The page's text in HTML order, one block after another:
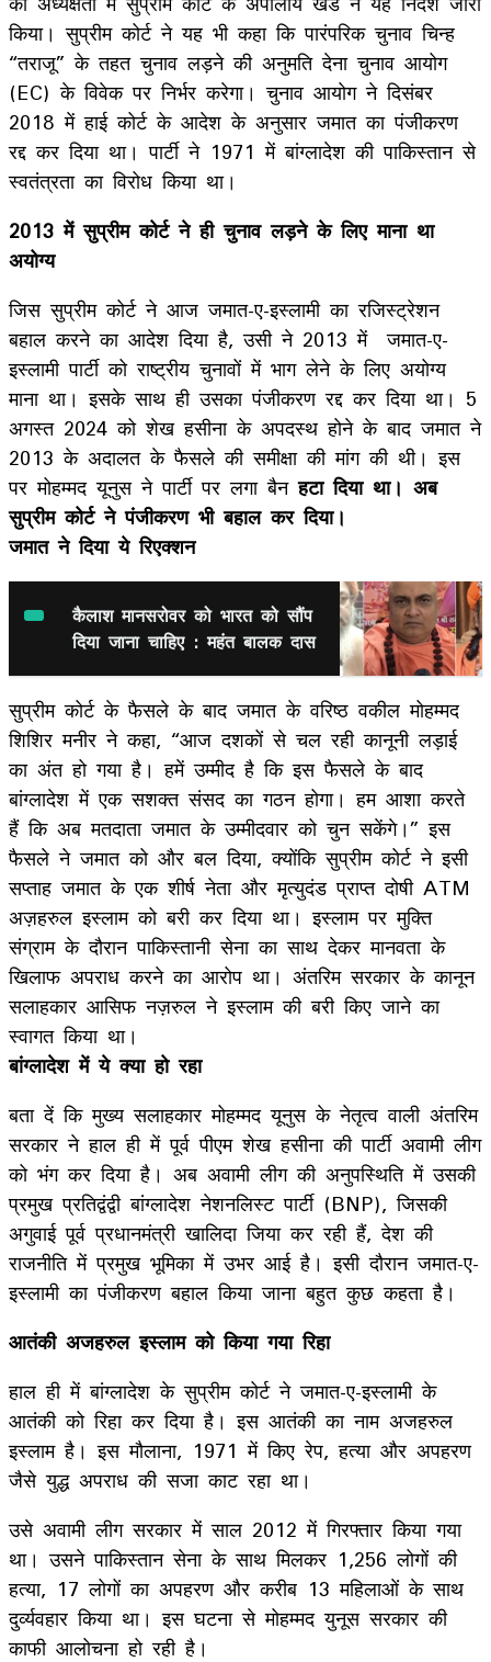
किया। सुप्रीम कोर्ट ने यह भी कहा कि पारंपरिक चुनाव चिन्ह
“तराजू” के तहत चुनाव लड़ने की अनुमति देना चुनाव आयोग
(EC) के विवेक पर निर्भर करेगा। चुनाव आयोग ने दिसंबर
2018 में हाई कोर्ट के आदेश के अनुसार जमात का पंजीकरण
रद्द कर दिया था। पार्टी ने 1971 में बांग्लादेश की पाकिस्तान से
स्वतंत्रता का विरोध किया था।
2013 में सुप्रीम कोर्ट ने ही चुनाव लड़ने के लिए माना था
अयोग्य
जिस सुप्रीम कोर्ट ने आज जमात-ए-इस्लामी का रजिस्ट्रेशन
बहाल करने का आदेश दिया है, उसी ने 2013 में जमात-ए-
इस्लामी पार्टी को राष्ट्रीय चुनावों में भाग लेने के लिए अयोग्य
माना था। इसके साथ ही उसका पंजीकरण रद्द कर दिया था। 5
अगस्त 2024 को शेख हसीना के अपदस्थ होने के बाद जमात ने
2013 के अदालत के फैसले की समीक्षा की मांग की थी। इस
पर मोहम्मद यूनुस ने पार्टी पर लगा बैनहटा दिया था। अब
सुप्रीम कोर्ट ने पंजीकरण भी बहाल कर दिया।
जमात ने दिया ये रिएक्शन
कैलाश मानसरोवर को भारत को सौंप
दिया जाना चाहिए : महंत बालक दास
सुप्रीम कोर्ट के फैसले के बाद जमात के वरिष्ठ वकील मोहम्मद
शिशिर मनीर ने कहा, “आज दशकों से चल रही कानूनी लड़ाई
का अंत हो गया है। हमें उम्मीद है कि इस फैसले के बाद
बांग्लादेश में एक सशक्त संसद का गठन होगा। हम आशा करते
हैं कि अब मतदाता जमात के उम्मीदवार को चुन सकेंगे।” इस
फैसले ने जमात को और बल दिया, क्योंकि सुप्रीम कोर्ट ने इसी
सप्ताह जमात के एक शीर्ष नेता और मृत्युदंड प्राप्त दोषी ATM
अज़हरुल इस्लाम को बरी कर दिया था। इस्लाम पर मुक्ति
संग्राम के दौरान पाकिस्तानी सेना का साथ देकर मानवता के
खिलाफ अपराध करने का आरोप था। अंतरिम सरकार के कानून
सलाहकार आसिफ नज़रुल ने इस्लाम की बरी किए जाने का
स्वागत किया था।
बांग्लादेश में ये क्या हो रहा
बता दें कि मुख्य सलाहकार मोहम्मद यूनुस के नेतृत्व वाली अंतरिम
सरकार ने हाल ही में पूर्व पीएम शेख हसीना की पार्टी अवामी लीग
को भंग कर दिया है। अब अवामी लीग की अनुपस्थिति में उसकी
प्रमुख प्रतिद्वंद्वी बांग्लादेश नेशनलिस्ट पार्टी (BNP), जिसकी
अगुवाई पूर्व प्रधानमंत्री खालिदा जिया कर रही हैं, देश की
राजनीति में प्रमुख भूमिका में उभर आई है। इसी दौरान जमात-ए-
इस्लामी का पंजीकरण बहाल किया जाना बहुत कुछ कहता है।
आतंकी अजहरुल इस्लाम को किया गया रिहा
हाल ही में बांग्लादेश के सुप्रीम कोर्ट ने जमात-ए-इस्लामी के
आतंकी को रिहा कर दिया है। इस आतंकी का नाम अजहरुल
इस्लाम है। इस मौलाना, 1971 में किए रेप, हत्या और अपहरण
जैसे युद्ध अपराध की सजा काट रहा था।
उसे अवामी लीग सरकार में साल 2012 में गिरफ्तार किया गया
था। उसने पाकिस्तान सेना के साथ मिलकर 1,256 लोगों की
हत्या, 17 लोगों का अपहरण और करीब 13 महिलाओं के साथ
दुर्व्यवहार किया था। इस घटना से मोहम्मद युनूस सरकार की
काफी आलोचना हो रही है।